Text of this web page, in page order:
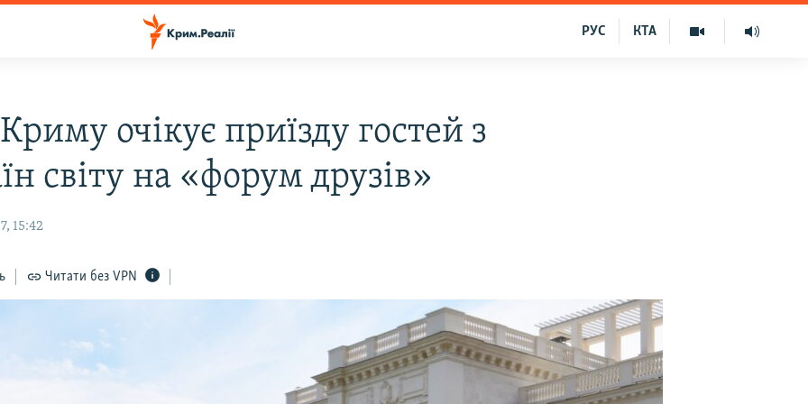
КТА
РУС
очікує приїзду гостей з
світу на «форум друзів»
15:42
Читати без VPN